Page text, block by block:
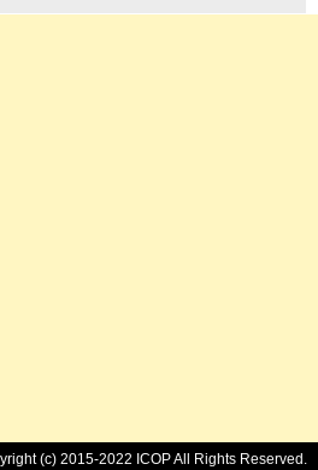
(c) 2015-2022 ICOP All Rights Reserved.